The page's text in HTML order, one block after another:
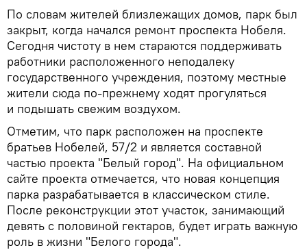
По словам жителей близлежащих домов, парк был
закрыт, когда начался ремонт проспекта Нобеля.
Сегодня чистоту в нем стараются поддерживать
работники расположенного неподалеку
государственного учреждения, поэтому местные
жители сюда по-прежнему ходят прогуляться
и подышать свежим воздухом.
Отметим, что парк расположен на проспекте
братьев Нобелей, 57/2 и является составной
частью проекта "Белый город". На официальном
сайте проекта отмечается, что новая концепция
парка разрабатывается в классическом стиле.
После реконструкции этот участок, занимающий
девять с половиной гектаров, будет играть важную
роль в жизни "Белого города".